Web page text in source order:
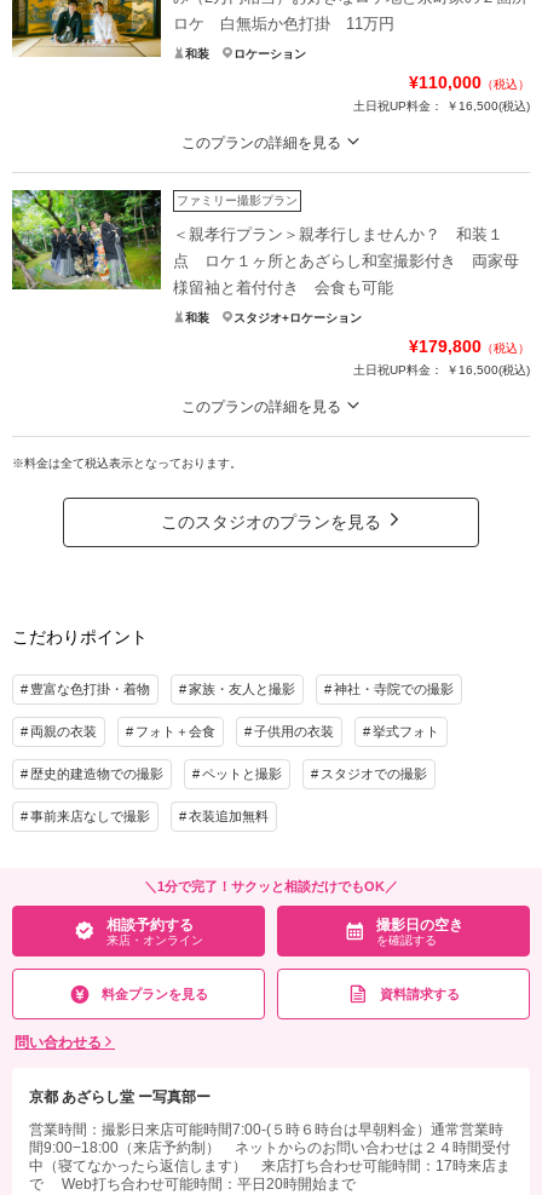
ロケ 白無垢か色打掛 11万円
和装 ロケーション
¥110,000 （税込）
土日祝UP料金：
￥16,500(税込)
このプランの詳細を見る
あざらし堂オリジナルプラン 4つの京町家から選ぶことができる 新婦衣装1
着で利用料込み
旧川崎家住宅
旧下里家住宅
くろちく百千足館
の4つの京町家から選んで撮影することが可能。
それぞれ特徴ある京町家なので、詳しくは打ち合わせ時に！
プラン詳細
新婦衣装1着
衣装追加
１０周年記念です。白無垢色打掛両方は＋44,000円（ヘアパーツチェンジ付き）町家
の利用状況により、不可日もあり。ペット不可 家族衣装は有料 選べるロケ地が使
用料遠距離料必要な場合ご負担お願いします。
相談予約する
ファミリー撮影プラン
＜親孝行プラン＞親孝行しませんか？ 和装１
点 ロケ１ヶ所とあざらし和室撮影付き 両家母
様留袖と着付付き 会食も可能
和装 スタジオ+ロケーション
¥179,800 （税込）
土日祝UP料金：
￥16,500(税込)
このプランの詳細を見る
結婚式しない方！親御さんに留袖着せよう！留袖フルセットと着付込み →17
9,800円 留袖の柄は沢山の中から選べます
一生の思い出を作るお手伝いします！
・白無垢もしくは色打掛の１点（両方着たい場合は3万3千円プラス）
撮影料 新婦衣装1着 新郎衣装1着
着付け ヘアメイク 小物一式
アルバム データ 200カット 台紙付写真
家族と撮影 家族用衣装レンタル
お父様和装着付け付き16,500円で可能。沢山の留袖・色打掛・白無垢から追加料金な
しで。訪問着変更は➕１万円 留袖衣装持ち込みの場合5,000円値引き 親御様ヘアセ
ット希望の場合4,400円で可能 シーズンとは11月15日〜３週間 3月22日〜３週間
相談予約する 撮影日の空き
※料金は全て税込表示となっております。
このスタジオのプランを見る
こだわりポイント
豊富な色打掛・着物 家族・友人と撮影 神社・寺院での撮影
両親の衣装 フォト＋会食 子供用の衣装 挙式フォト
歴史的建造物での撮影 ペットと撮影 スタジオでの撮影
事前来店なしで撮影 衣装追加無料
＼1分で完了！サクッと相談だけでもOK／
相談予約する
来店・オンライン
撮影日の空き
を確認する
料金プランを見る 資料請求する
問い合わせる
京都 あざらし堂 ー写真部ー
営業時間：撮影日来店可能時間7:00-(５時６時台は早朝料金）通常営業時
間9:00−18:00（来店予約制） ネットからのお問い合わせは２４時間受付
中（寝てなかったら返信します） 来店打ち合わせ可能時間：17時来店ま
で Web打ち合わせ可能時間：平日20時開始まで